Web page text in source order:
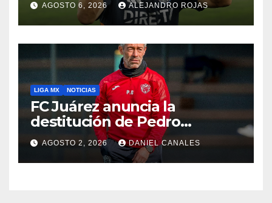
AGOSTO 6, 2026 ALEJANDRO ROJAS
LIGA MX NOTICIAS
FC Juárez anuncia la
destitución de Pedro
Caixinha
AGOSTO 2, 2026 DANIEL CANALES